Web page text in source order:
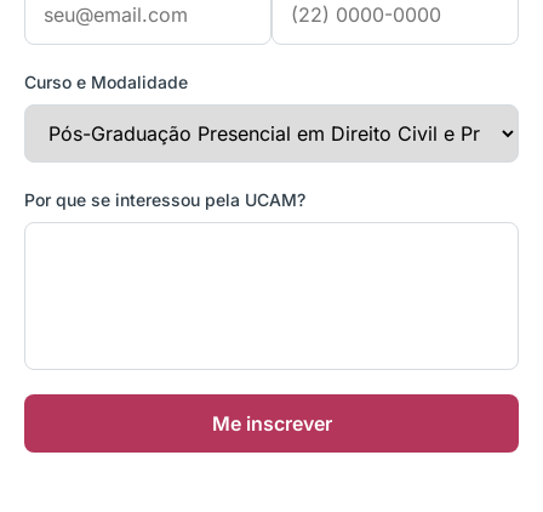
Curso e Modalidade
Por que se interessou pela UCAM?
Me inscrever